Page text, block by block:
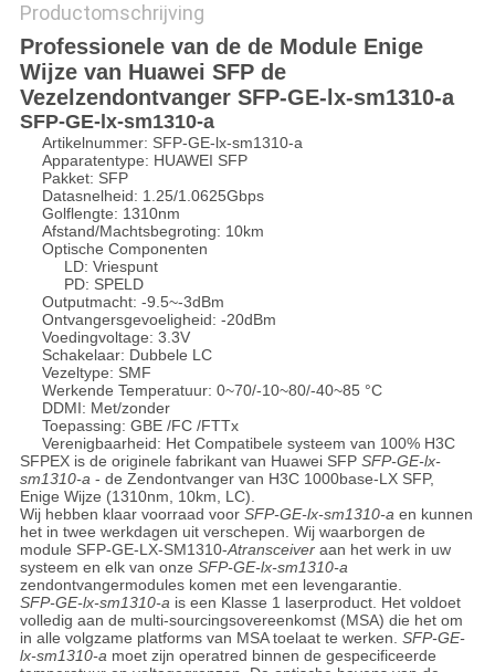
Productomschrijving
Professionele van de de Module Enige
Wijze van Huawei SFP de
Vezelzendontvanger SFP-GE-lx-sm1310-a
SFP-GE-lx-sm1310-a
Artikelnummer: SFP-GE-lx-sm1310-a
Apparatentype: HUAWEI SFP
Pakket: SFP
Datasnelheid: 1.25/1.0625Gbps
Golflengte: 1310nm
Afstand/Machtsbegroting: 10km
Optische Componenten
LD: Vriespunt
PD: SPELD
Outputmacht: -9.5~-3dBm
Ontvangersgevoeligheid: -20dBm
Voedingvoltage: 3.3V
Schakelaar: Dubbele LC
Vezeltype: SMF
Werkende Temperatuur: 0~70/-10~80/-40~85 °C
DDMI: Met/zonder
Toepassing: GBE /FC /FTTx
Verenigbaarheid: Het Compatibele systeem van 100% H3C
SFPEX is de originele fabrikant van Huawei SFP SFP-GE-lx-
sm1310-a- de Zendontvanger van H3C 1000base-LX SFP,
Enige Wijze (1310nm, 10km, LC).
Wij hebben klaar voorraad voor SFP-GE-lx-sm1310-aen kunnen
het in twee werkdagen uit verschepen. Wij waarborgen de
module SFP-GE-LX-SM1310-Atransceiveraan het werk in uw
systeem en elk van onze SFP-GE-lx-sm1310-a
zendontvangermodules komen met een levengarantie.
SFP-GE-lx-sm1310-ais een Klasse 1 laserproduct. Het voldoet
volledig aan de multi-sourcingsovereenkomst (MSA) die het om
in alle volgzame platforms van MSA toelaat te werken. SFP-GE-
lx-sm1310-amoet zijn operatred binnen de gespecificeerde